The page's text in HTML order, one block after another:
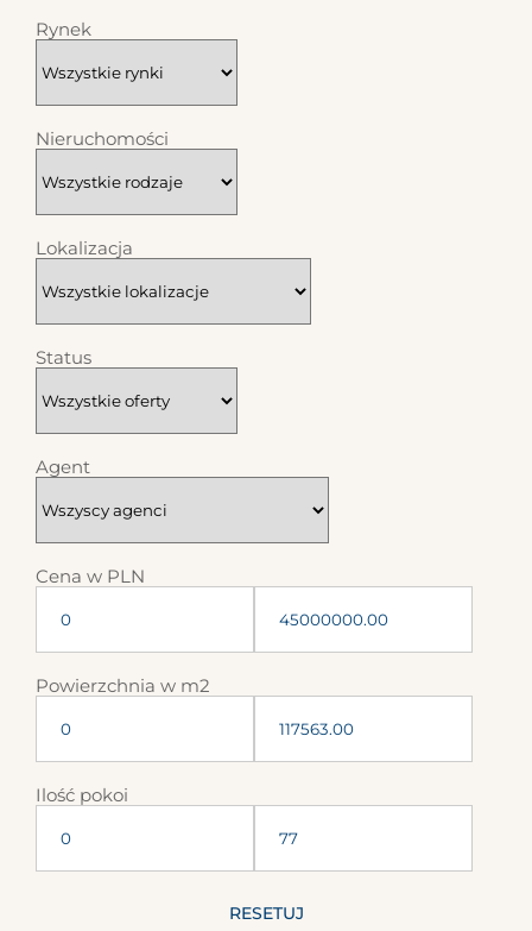
Rynek
Nieruchomości
Lokalizacja
Status
OFERTY
Agent
Cena w PLN
Powierzchnia w m2
Ilość pokoi
RESETUJ